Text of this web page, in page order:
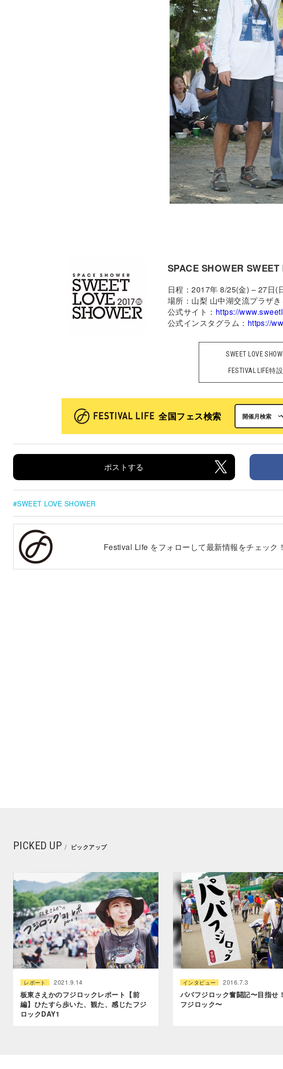
SPACE SHOWER
日程：2017年 8/25(金) – 27日(
場所：山梨 山中湖交流プラザき
公式サイト： https://
公式インスタグラム： https://
SWEET LOVE
FESTIVAL LIFE特
全国フェス検索
ポストする
SWEET LOVE SHOWER
Festival Life をフォローして最新情報をチェック！
PICKED UP ピックアップ
レポート 2021.9.14
板東さえかのフジロックレポート【前
編】ひたすら歩いた、観た、感じたフジ
ロックDAY1
インタビュー 2016.7.3
パパフジロック奮闘記〜目指せ
フジロック〜